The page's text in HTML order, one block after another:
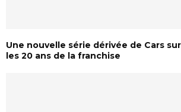
Une nouvelle série dérivée de Cars
les 20 ans de la franchise